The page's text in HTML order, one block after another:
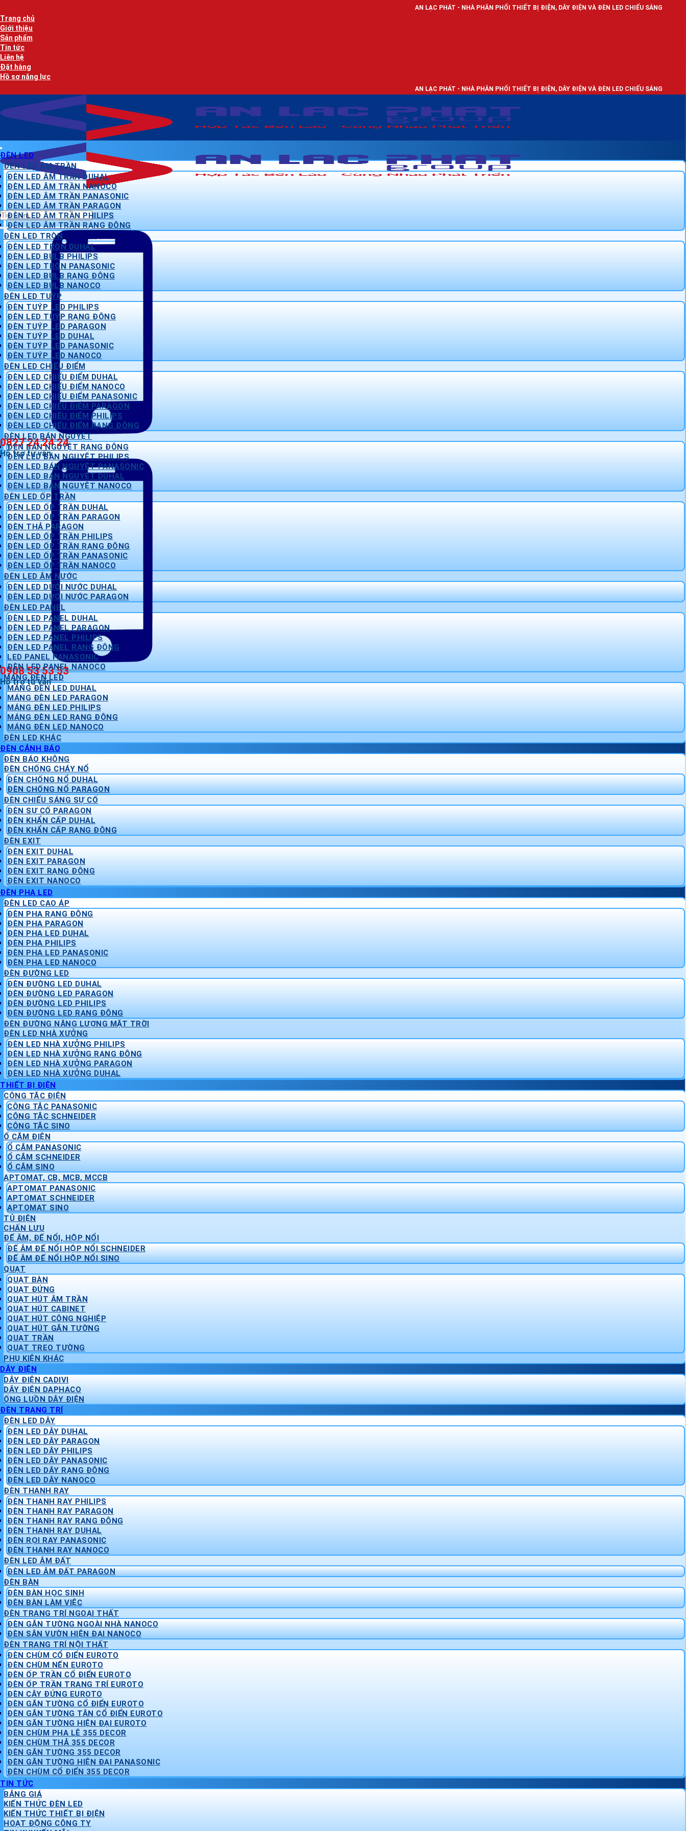
qua
nội
dung
AN LẠC PHÁT - NHÀ PHÂN PHỐI THIẾT BỊ ĐIỆN, DÂY ĐIỆN VÀ ĐÈN LED CHIẾU SÁNG
Trang chủ
Giới thiệu
Sản phẩm
Tin tức
Liên hệ
Đặt hàng
Hồ sơ năng lực
AN LẠC PHÁT - NHÀ PHÂN PHỐI THIẾT BỊ ĐIỆN, DÂY ĐIỆN VÀ ĐÈN LED CHIẾU SÁNG
Tìm
kiếm:
0827 24 24 24
Hỗ trợ tư vấn
0908 53 53 53
Hỗ trợ tư vấn
ĐÈN LED
ĐÈN LED ÂM TRẦN
ĐÈN LED ÂM TRẦN DUHAL
ĐÈN LED ÂM TRẦN NANOCO
ĐÈN LED ÂM TRẦN PANASONIC
ĐÈN LED ÂM TRẦN PARAGON
ĐÈN LED ÂM TRẦN PHILIPS
ĐÈN LED ÂM TRẦN RẠNG ĐÔNG
ĐÈN LED TRÒN
ĐÈN LED TRÒN DUHAL
ĐÈN LED BULB PHILIPS
ĐÈN LED TRÒN PANASONIC
ĐÈN LED BULB RẠNG ĐÔNG
ĐÈN LED BULB NANOCO
ĐÈN LED TUÝP
ĐÈN TUÝP LED PHILIPS
ĐÈN LED TUÝP RẠNG ĐÔNG
ĐÈN TUÝP LED PARAGON
ĐÈN TUÝP LED DUHAL
ĐÈN TUÝP LED PANASONIC
ĐÈN TUÝP LED NANOCO
ĐÈN LED CHIẾU ĐIỂM
ĐÈN LED CHIẾU ĐIỂM DUHAL
ĐÈN LED CHIẾU ĐIỂM NANOCO
ĐÈN LED CHIẾU ĐIỂM PANASONIC
ĐÈN LED CHIẾU ĐIỂM PARAGON
ĐÈN LED CHIẾU ĐIỂM PHILIPS
ĐÈN LED CHIẾU ĐIỂM RẠNG ĐÔNG
ĐÈN LED BÁN NGUYỆT
ĐÈN BÁN NGUYỆT RẠNG ĐÔNG
ĐÈN LED BÁN NGUYỆT PHILIPS
ĐÈN LED BÁN NGUYỆT PANASONIC
ĐÈN LED BÁN NGUYỆT DUHAL
ĐÈN LED BÁN NGUYỆT NANOCO
ĐÈN LED ỐP TRẦN
ĐÈN LED ỐP TRẦN DUHAL
ĐÈN LED ỐP TRẦN PARAGON
ĐÈN THẢ PARAGON
ĐÈN LED ỐP TRẦN PHILIPS
ĐÈN LED ỐP TRẦN RẠNG ĐÔNG
ĐÈN LED ỐP TRẦN PANASONIC
ĐÈN LED ỐP TRẦN NANOCO
ĐÈN LED ÂM NƯỚC
ĐÈN LED DƯỚI NƯỚC DUHAL
ĐÈN LED DƯỚI NƯỚC PARAGON
ĐÈN LED PANEL
ĐÈN LED PANEL DUHAL
ĐÈN LED PANEL PARAGON
ĐÈN LED PANEL PHILIPS
ĐÈN LED PANEL RẠNG ĐÔNG
LED PANEL PANASONIC
ĐÈN LED PANEL NANOCO
MÁNG ĐÈN LED
MÁNG ĐÈN LED DUHAL
MÁNG ĐÈN LED PARAGON
MÁNG ĐÈN LED PHILIPS
MÁNG ĐÈN LED RẠNG ĐÔNG
MÁNG ĐÈN LED NANOCO
ĐÈN LED KHÁC
ĐÈN CẢNH BÁO
ĐÈN BÁO KHÔNG
ĐÈN CHỐNG CHÁY NỔ
ĐÈN CHỐNG NỔ DUHAL
ĐÈN CHỐNG NỔ PARAGON
ĐÈN CHIẾU SÁNG SỰ CỐ
ĐÈN SỰ CỐ PARAGON
ĐÈN KHẨN CẤP DUHAL
ĐÈN KHẨN CẤP RẠNG ĐÔNG
ĐÈN EXIT
ĐÈN EXIT DUHAL
ĐÈN EXIT PARAGON
ĐÈN EXIT RẠNG ĐÔNG
ĐÈN EXIT NANOCO
ĐÈN PHA LED
ĐÈN LED CAO ÁP
ĐÈN PHA RẠNG ĐÔNG
ĐÈN PHA PARAGON
ĐÈN PHA LED DUHAL
ĐÈN PHA PHILIPS
ĐÈN PHA LED PANASONIC
ĐÈN PHA LED NANOCO
ĐÈN ĐƯỜNG LED
ĐÈN ĐƯỜNG LED DUHAL
ĐÈN ĐƯỜNG LED PARAGON
ĐÈN ĐƯỜNG LED PHILIPS
ĐÈN ĐƯỜNG LED RẠNG ĐÔNG
ĐÈN ĐƯỜNG NĂNG LƯỢNG MẶT TRỜI
ĐÈN LED NHÀ XƯỞNG
ĐÈN LED NHÀ XƯỞNG PHILIPS
ĐÈN LED NHÀ XƯỞNG RẠNG ĐÔNG
ĐÈN LED NHÀ XƯỞNG PARAGON
ĐÈN LED NHÀ XƯỞNG DUHAL
THIẾT BỊ ĐIỆN
CÔNG TẮC ĐIỆN
CÔNG TẮC PANASONIC
CÔNG TẮC SCHNEIDER
CÔNG TẮC SINO
Ổ CẮM ĐIỆN
Ổ CẮM PANASONIC
Ổ CẮM SCHNEIDER
Ổ CẮM SINO
APTOMAT, CB, MCB, MCCB
APTOMAT PANASONIC
APTOMAT SCHNEIDER
APTOMAT SINO
TỦ ĐIỆN
CHẤN LƯU
ĐẾ ÂM, ĐẾ NỔI, HỘP NỔI
ĐẾ ÂM ĐẾ NỔI HỘP NỔI SCHNEIDER
ĐẾ ÂM ĐẾ NỔI HỘP NỔI SINO
QUẠT
QUẠT BÀN
QUẠT ĐỨNG
QUẠT HÚT ÂM TRẦN
QUẠT HÚT CABINET
QUẠT HÚT CÔNG NGHIỆP
QUẠT HÚT GẮN TƯỜNG
QUẠT TRẦN
QUẠT TREO TƯỜNG
PHỤ KIỆN KHÁC
DÂY ĐIỆN
DÂY ĐIỆN CADIVI
DÂY ĐIỆN DAPHACO
ỐNG LUỒN DÂY ĐIỆN
ĐÈN TRANG TRÍ
ĐÈN LED DÂY
ĐÈN LED DÂY DUHAL
ĐÈN LED DÂY PARAGON
ĐÈN LED DÂY PHILIPS
ĐÈN LED DÂY PANASONIC
ĐÈN LED DÂY RẠNG ĐÔNG
ĐÈN LED DÂY NANOCO
ĐÈN THANH RAY
ĐÈN THANH RAY PHILIPS
ĐÈN THANH RAY PARAGON
ĐÈN THANH RAY RẠNG ĐÔNG
ĐÈN THANH RAY DUHAL
ĐÈN RỌI RAY PANASONIC
ĐÈN THANH RAY NANOCO
ĐÈN LED ÂM ĐẤT
ĐÈN LED ÂM ĐẤT PARAGON
ĐÈN BÀN
ĐÈN BÀN HỌC SINH
ĐÈN BÀN LÀM VIỆC
ĐÈN TRANG TRÍ NGOẠI THẤT
ĐÈN GẮN TƯỜNG NGOÀI NHÀ NANOCO
ĐÈN SÂN VƯỜN HIỆN ĐẠI NANOCO
ĐÈN TRANG TRÍ NỘI THẤT
ĐÈN CHÙM CỔ ĐIỂN EUROTO
ĐÈN CHÙM NẾN EUROTO
ĐÈN ỐP TRẦN CỔ ĐIỂN EUROTO
ĐÈN ỐP TRẦN TRANG TRÍ EUROTO
ĐÈN CÂY ĐỨNG EUROTO
ĐÈN GẮN TƯỜNG CỔ ĐIỂN EUROTO
ĐÈN GẮN TƯỜNG TÂN CỔ ĐIỂN EUROTO
ĐÈN GẮN TƯỜNG HIỆN ĐẠI EUROTO
ĐÈN CHÙM PHA LÊ 355 DECOR
ĐÈN CHÙM THẢ 355 DECOR
ĐÈN GẮN TƯỜNG 355 DECOR
ĐÈN GẮN TƯỜNG HIỆN ĐẠI PANASONIC
ĐÈN CHÙM CỔ ĐIỂN 355 DECOR
TIN TỨC
BẢNG GIÁ
KIẾN THỨC ĐÈN LED
KIẾN THỨC THIẾT BỊ ĐIỆN
HOẠT ĐỘNG CÔNG TY